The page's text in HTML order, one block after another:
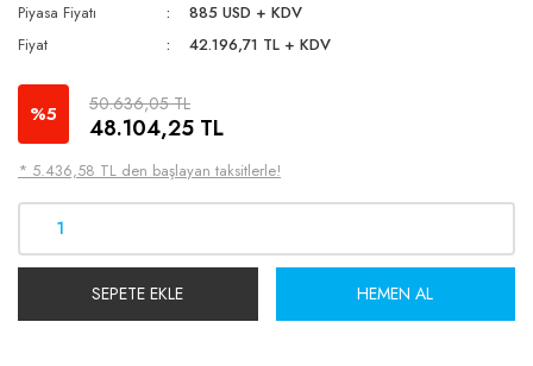
Piyasa Fiyatı
885 USD + KDV
Fiyat
42.196,71 TL + KDV
%5 50.636,05 TL
48.104,25 TL
* 5.436,58 TL den başlayan taksitlerle!
SEPETE EKLE HEMEN AL